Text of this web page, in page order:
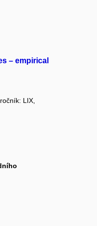
– empirical
LIX,